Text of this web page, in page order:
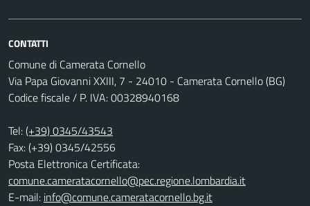
CONTATTI
Comune di Camerata Cornello
Via Papa Giovanni XXIII, 7 - 24010 - Camerata Cornello (BG)
Codice fiscale / P. IVA: 00328940168
Tel:(+39) 0345/43543
Fax: (+39) 0345/42556
Posta Elettronica Certificata:
comune.cameratacornello@pec.regione.lombardia.it
E-mail: info@comune.cameratacornello.bg.it